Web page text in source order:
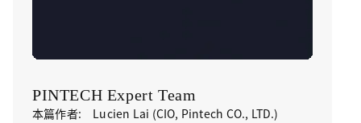
PINTECH Expert Team
本篇作者: Lucien Lai (CIO, Pintech CO., LTD.)